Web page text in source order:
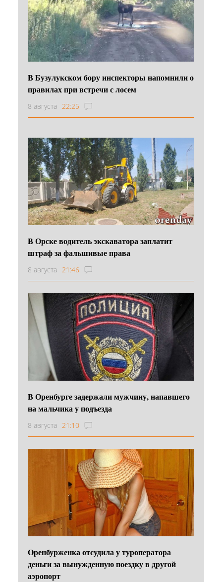
В Бузулукском бору инспекторы напомнили о
правилах при встречи с лосем
8 августа 22:25
В Орске водитель экскаватора заплатит
штраф за фальшивые права
8 августа 21:46
В Оренбурге задержали мужчину, напавшего
на мальчика у подъезда
8 августа 21:10
Оренбурженка отсудила у туроператора
деньги за вынужденную поездку в другой
аэропорт